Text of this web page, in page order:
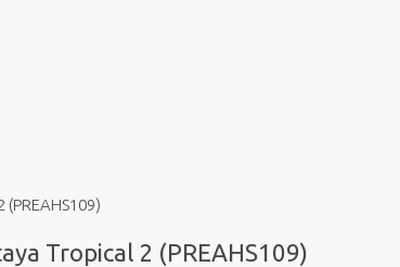
Tropical 2 (PREAHS109)